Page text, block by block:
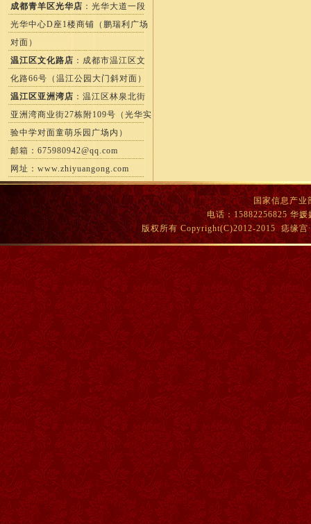
成都青羊区光华店 ：光华大道一段
光华中心D座1楼商铺（鹏瑞利广场
对面）
温江区文化路店 ：成都市温江区文
化路66号（温江公园大门斜对面）
温江区亚洲湾店 ：温江区林泉北街
亚洲湾商业街27栋附109号（光华实
验中学对面童萌乐园广场内）
邮箱： 675980942@qq.com
网址： www.zhiyuangong.com
国家信息产业
电话：15882256825 华
版权所有 Copyright(C)2012-2015 痣缘宫